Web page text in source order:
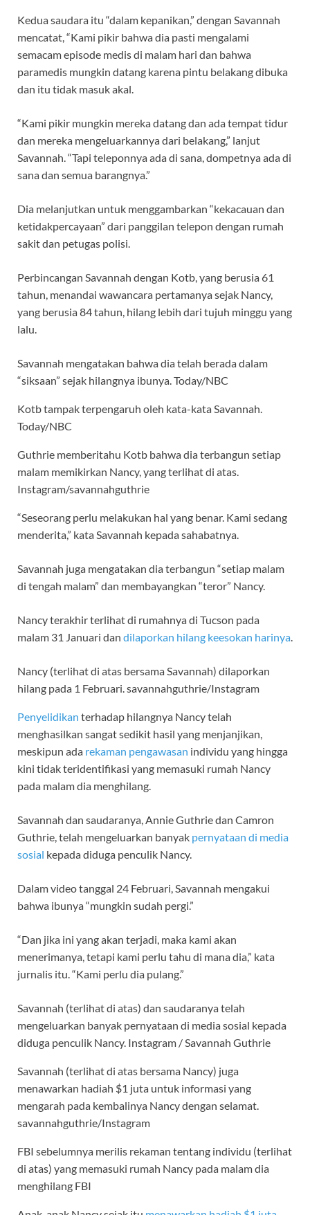
Kedua saudara itu “dalam kepanikan,” dengan Savannah
mencatat, “Kami pikir bahwa dia pasti mengalami
semacam episode medis di malam hari dan bahwa
paramedis mungkin datang karena pintu belakang dibuka
dan itu tidak masuk akal.
“Kami pikir mungkin mereka datang dan ada tempat tidur
dan mereka mengeluarkannya dari belakang,” lanjut
Savannah. “Tapi teleponnya ada di sana, dompetnya ada di
sana dan semua barangnya.”
Dia melanjutkan untuk menggambarkan “kekacauan dan
ketidakpercayaan” dari panggilan telepon dengan rumah
sakit dan petugas polisi.
Perbincangan Savannah dengan Kotb, yang berusia 61
tahun, menandai wawancara pertamanya sejak Nancy,
yang berusia 84 tahun, hilang lebih dari tujuh minggu yang
lalu.
Savannah mengatakan bahwa dia telah berada dalam
“siksaan” sejak hilangnya ibunya. Today/NBC
Kotb tampak terpengaruh oleh kata-kata Savannah.
Today/NBC
Guthrie memberitahu Kotb bahwa dia terbangun setiap
malam memikirkan Nancy, yang terlihat di atas.
Instagram/savannahguthrie
“Seseorang perlu melakukan hal yang benar. Kami sedang
menderita,” kata Savannah kepada sahabatnya.
Savannah juga mengatakan dia terbangun “setiap malam
di tengah malam” dan membayangkan “teror” Nancy.
Nancy terakhir terlihat di rumahnya di Tucson pada
malam 31 Januari dan dilaporkan hilang keesokan harinya
Nancy (terlihat di atas bersama Savannah) dilaporkan
hilang pada 1 Februari. savannahguthrie/Instagram
Penyelidikan terhadap hilangnya Nancy telah
menghasilkan sangat sedikit hasil yang menjanjikan,
meskipun ada rekaman pengawasan individu yang hingga
kini tidak teridentifikasi yang memasuki rumah Nancy
pada malam dia menghilang.
Savannah dan saudaranya, Annie Guthrie dan Camron
Guthrie, telah mengeluarkan banyak pernyataan di media
sosial kepada diduga penculik Nancy.
Dalam video tanggal 24 Februari, Savannah mengakui
bahwa ibunya “mungkin sudah pergi.”
“Dan jika ini yang akan terjadi, maka kami akan
menerimanya, tetapi kami perlu tahu di mana dia,” kata
jurnalis itu. “Kami perlu dia pulang.”
Savannah (terlihat di atas) dan saudaranya telah
mengeluarkan banyak pernyataan di media sosial kepada
diduga penculik Nancy. Instagram / Savannah Guthrie
Savannah (terlihat di atas bersama Nancy) juga
menawarkan hadiah $1 juta untuk informasi yang
mengarah pada kembalinya Nancy dengan selamat.
savannahguthrie/Instagram
FBI sebelumnya merilis rekaman tentang individu (terlihat
di atas) yang memasuki rumah Nancy pada malam dia
menghilang FBI